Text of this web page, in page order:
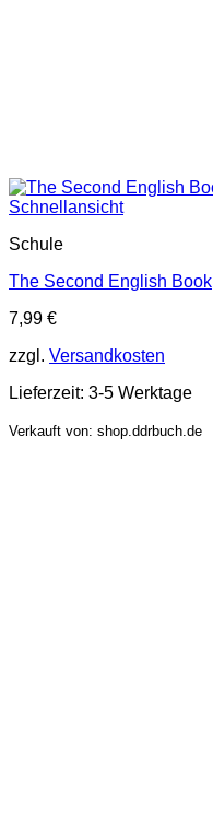
Schnellansicht
Schule
The Second English Book
7,99 €
zzgl. Versandkosten
Lieferzeit: 3-5 Werktage
Verkauft von: shop.ddrbuch.de